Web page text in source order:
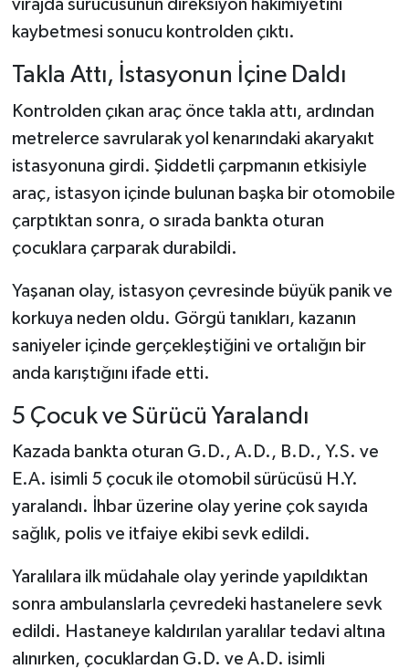
virajda sürücüsünün direksiyon hâkimiyetini
kaybetmesi sonucu kontrolden çıktı.
Takla Attı, İstasyonun İçine Daldı
Kontrolden çıkan araç önce takla attı, ardından
metrelerce savrularak yol kenarındaki akaryakıt
istasyonuna girdi. Şiddetli çarpmanın etkisiyle
araç, istasyon içinde bulunan başka bir otomobile
çarptıktan sonra, o sırada bankta oturan
çocuklara çarparak durabildi.
Yaşanan olay, istasyon çevresinde büyük panik ve
korkuya neden oldu. Görgü tanıkları, kazanın
saniyeler içinde gerçekleştiğini ve ortalığın bir
anda karıştığını ifade etti.
5 Çocuk ve Sürücü Yaralandı
Kazada bankta oturan G.D., A.D., B.D., Y.S. ve
E.A. isimli 5 çocuk ile otomobil sürücüsü H.Y.
yaralandı. İhbar üzerine olay yerine çok sayıda
sağlık, polis ve itfaiye ekibi sevk edildi.
Yaralılara ilk müdahale olay yerinde yapıldıktan
sonra ambulanslarla çevredeki hastanelere sevk
edildi. Hastaneye kaldırılan yaralılar tedavi altına
alınırken, çocuklardan G.D. ve A.D. isimli
Teknoloji Haberleri
Siyaset Haberleri
Dünya Haberleri
Haber Arşivi